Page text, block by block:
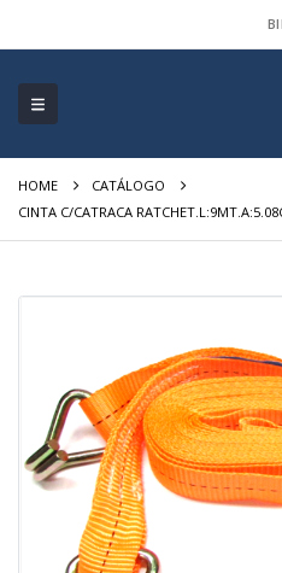
HOME
CATÁLOGO
CINTA C/CATRACA